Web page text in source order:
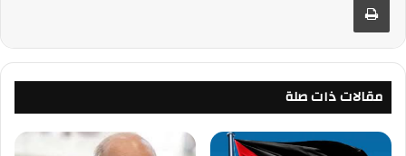
مقالات ذات صلة